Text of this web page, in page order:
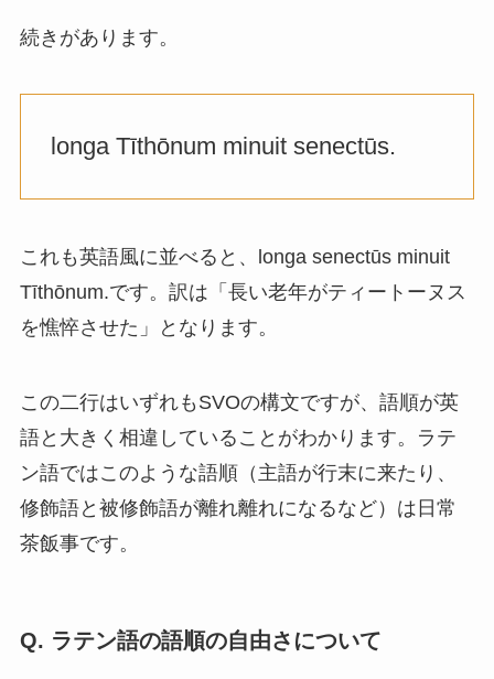
続きがあります。
longa Tīthōnum minuit senectūs.
これも英語風に並べると、longa senectūs minuit
Tīthōnum.です。訳は「長い老年がティートーヌス
を憔悴させた」となります。
この二行はいずれもSVOの構文ですが、語順が英
語と大きく相違していることがわかります。ラテ
ン語ではこのような語順（主語が行末に来たり、
修飾語と被修飾語が離れ離れになるなど）は日常
茶飯事です。
Q. ラテン語の語順の自由さについて